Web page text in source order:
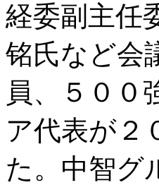
経委副主
铭氏など会
員、５００
ア代表が２
た。中智グ